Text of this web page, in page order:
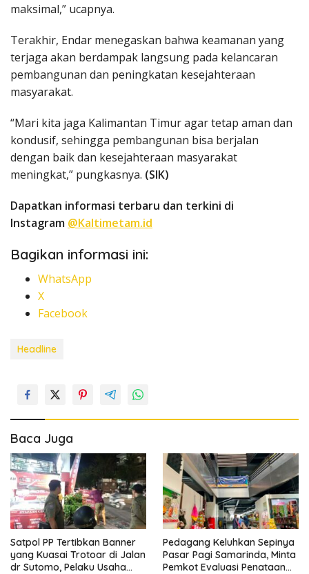
maksimal,” ucapnya.
Terakhir, Endar menegaskan bahwa keamanan yang
terjaga akan berdampak langsung pada kelancaran
pembangunan dan peningkatan kesejahteraan
masyarakat.
“Mari kita jaga Kalimantan Timur agar tetap aman dan
kondusif, sehingga pembangunan bisa berjalan
dengan baik dan kesejahteraan masyarakat
meningkat,” pungkasnya. (SIK)
Dapatkan informasi terbaru dan terkini di
Instagram @Kaltimetam.id
Bagikan informasi ini:
WhatsApp
X
Facebook
Headline
Baca Juga
Satpol PP Tertibkan Banner
yang Kuasai Trotoar di Jalan
dr Sutomo, Pelaku Usaha
Pedagang Keluhkan Sepinya
Pasar Pagi Samarinda, Minta
Pemkot Evaluasi Penataan